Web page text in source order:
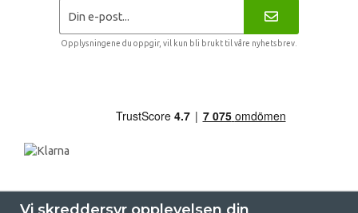
Opplysningene du oppgir, vil kun bli brukt til våre nyhetsbrev.